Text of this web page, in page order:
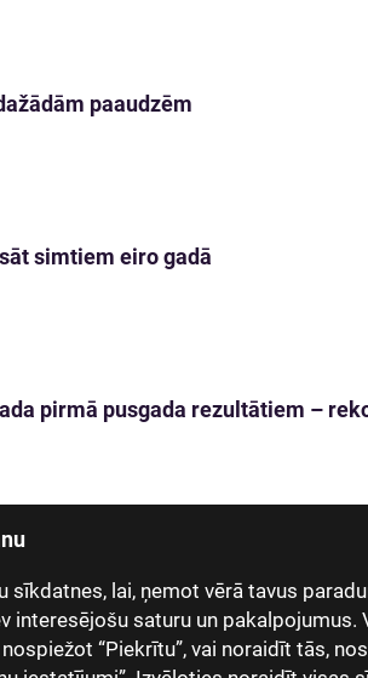
sīkdatnes, lai, ņemot vērā tavus
interesējošu saturu un pakalpojumus.
“Piekrītu”, vai noraidīt tās,
paaudzēm
simtiem eiro gadā
pirmā pusgada rezultātiem –